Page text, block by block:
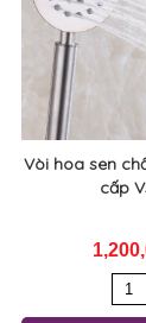
Vòi hoa sen
cấp